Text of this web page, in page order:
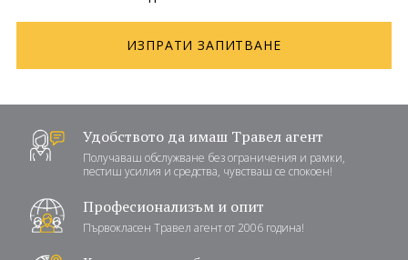
Удобството да имаш Травел агент
Получаваш обслужване без ограничения и рамки,
пестиш усилия и средства, чувстваш се спокоен!
Професионализъм и опит
Първокласен Травел агент от 2006 година!